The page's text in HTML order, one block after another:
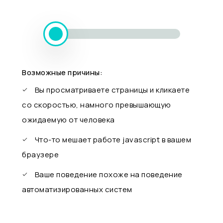
Возможные причины:
Вы просматриваете страницы и кликаете
со скоростью, намного превышающую
ожидаемую от человека
Что-то мешает работе javascript в вашем
браузере
Ваше поведение похоже на поведение
автоматизированных систем